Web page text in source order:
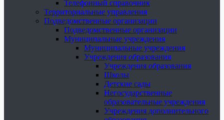
Телефонный справочник
Территориальные управления
Подведомственные организации
Подведомственные организации
Муниципальные учреждения
Муниципальные учреждения
Учреждения образования
Учреждения образования
Школы
Детские сады
Негосударственные
образовательные учреждения
Учреждения дополнительного